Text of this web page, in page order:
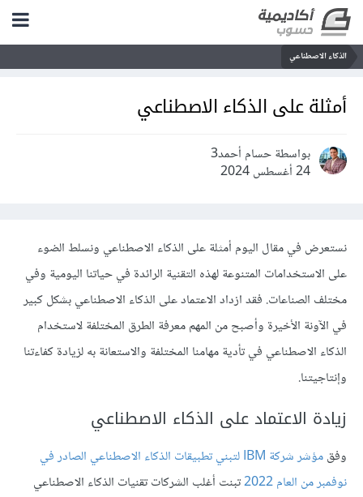
الذكاء الاصطناعي
أمثلة على الذكاء الاصطناعي
بواسطة حسام أحمد3
24 أغسطس 2024
نستعرض في مقال اليوم أمثلة على الذكاء الاصطناعي ونسلط الضوء
على الاستخدامات المتنوعة لهذه التقنية الرائدة في حياتنا اليومية وفي
مختلف الصناعات. فقد ازداد الاعتماد على الذكاء الاصطناعي بشكل كبير
في الآونة الأخيرة وأصبح من المهم معرفة الطرق المختلفة لاستخدام
الذكاء الاصطناعي في تأدية مهامنا المختلفة والاستعانة به لزيادة كفاءتنا
وإنتاجيتنا.
زيادة الاعتماد على الذكاء الاصطناعي
وفق
مؤشر شركة IBM لتبني تطبيقات الذكاء الاصطناعي الصادر في
نوفمبر من العام 2022
تبنت أغلب الشركات تقنيات الذكاء الاصطناعي